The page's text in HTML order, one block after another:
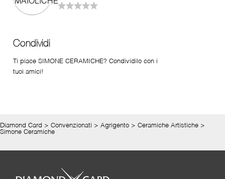
Condividi
Ti piace SIMONE CERAMICHE? Condividilo con i
tuoi amici!
Diamond Card > Convenzionati > Agrigento > Ceramiche Artistiche >
Simone Ceramiche